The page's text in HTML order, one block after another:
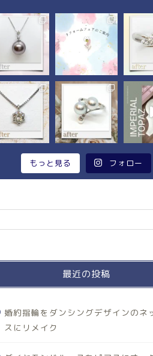
もっと見る フォロー
最近の投稿
婚約指輪をダンシングデザインのネ
スにリメイク